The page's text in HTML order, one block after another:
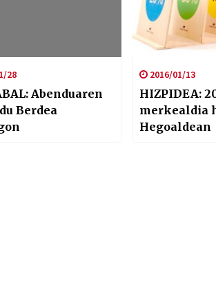
28
Abenduaren
Berdea
2016/01/13
HIZPIDEA:
merkealdia
Hegoaldean